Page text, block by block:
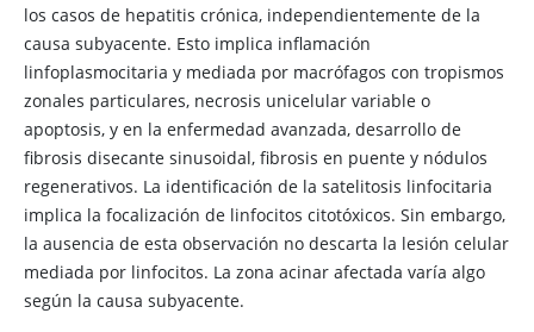
los casos de hepatitis crónica, independientemente de la
causa subyacente. Esto implica inflamación
linfoplasmocitaria y mediada por macrófagos con tropismos
zonales particulares, necrosis unicelular variable o
apoptosis, y en la enfermedad avanzada, desarrollo de
fibrosis disecante sinusoidal, fibrosis en puente y nódulos
regenerativos. La identificación de la satelitosis linfocitaria
implica la focalización de linfocitos citotóxicos. Sin embargo,
la ausencia de esta observación no descarta la lesión celular
mediada por linfocitos. La zona acinar afectada varía algo
según la causa subyacente.